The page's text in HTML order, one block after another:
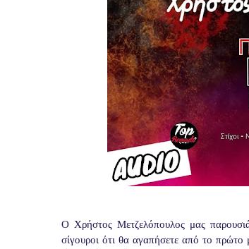
Ο Χρήστος Μετζελόπουλος μας
σίγουροι ότι θα αγαπήσετε από το